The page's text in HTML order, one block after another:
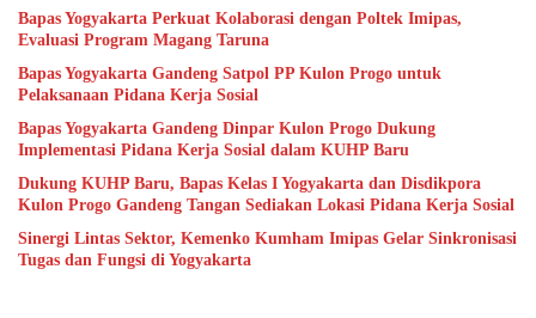
Bapas Yogyakarta Perkuat Kolaborasi dengan Poltek Imipas,
Evaluasi Program Magang Taruna
Bapas Yogyakarta Gandeng Satpol PP Kulon Progo untuk
Pelaksanaan Pidana Kerja Sosial
Bapas Yogyakarta Gandeng Dinpar Kulon Progo Dukung
Implementasi Pidana Kerja Sosial dalam KUHP Baru
Dukung KUHP Baru, Bapas Kelas I Yogyakarta dan Disdikpora
Kulon Progo Gandeng Tangan Sediakan Lokasi Pidana Kerja Sosial
Sinergi Lintas Sektor, Kemenko Kumham Imipas Gelar Sinkronisasi
Tugas dan Fungsi di Yogyakarta